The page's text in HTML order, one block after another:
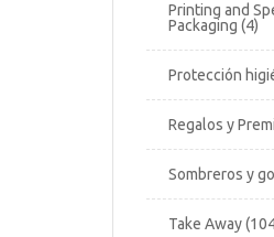
Printing and
Packaging 4
Protección
Regalos y
Sombreros y
Take Away